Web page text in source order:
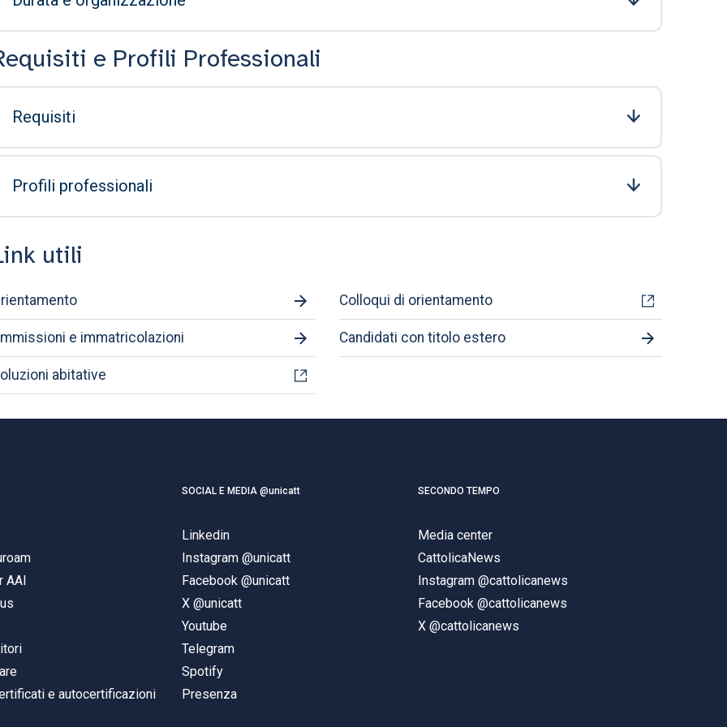
e Profili Professionali
Requisiti
Profili professionali
utili
Colloqui di orientamento
e immatricolazioni Candidati con titolo estero
abitative
AAI
e autocertificazioni
SOCIAL E MEDIA @unicatt
Linkedin
Instagram @unicatt
Facebook @unicatt
X @unicatt
Youtube
Telegram
Spotify
Presenza
SECONDO TEMPO
Media center
CattolicaNews
Instagram @cattolicanews
Facebook @cattolicanews
X @cattolicanews